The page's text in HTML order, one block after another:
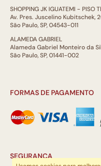
SHOPPING JK IGUATEMI - PISO
Av. Pres. Juscelino Kubitschek,
São Paulo, SP, 04543-011
ALAMEDA GABRIEL
Alameda Gabriel Monteiro da
São Paulo, SP, 01441-002
FORMAS DE PAGAMENTO
SEGURANÇA